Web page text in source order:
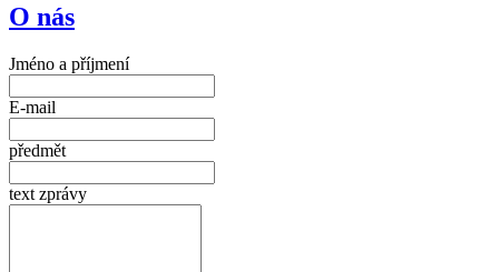
O nás
Jméno a příjmení
E-mail
předmět
text zprávy